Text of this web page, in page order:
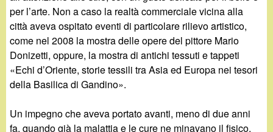
per l’arte. Non a caso la realtà commerciale vicina alla
città aveva ospitato eventi di particolare rilievo artistico,
come nel 2008 la mostra delle opere del pittore Mario
Donizetti, oppure, la mostra di antichi tessuti e tappeti
«Echi d’Oriente, storie tessili tra Asia ed Europa nei tesori
della Basilica di Gandino».
Un impegno che aveva portato avanti, meno di due anni
fa, quando già la malattia e le cure ne minavano il fisico,